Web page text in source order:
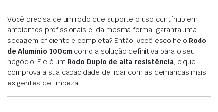
Você precisa de um rodo que suporte o uso contínuo em
ambientes profissionais e, da mesma forma, garanta uma
secagem eficiente e completa? Então, você escolhe o Rodo
de Alumínio 100cm como a solução definitiva para o seu
negócio. Ele é um Rodo Duplo de alta resistência, o que
comprova a sua capacidade de lidar com as demandas mais
exigentes de limpeza.